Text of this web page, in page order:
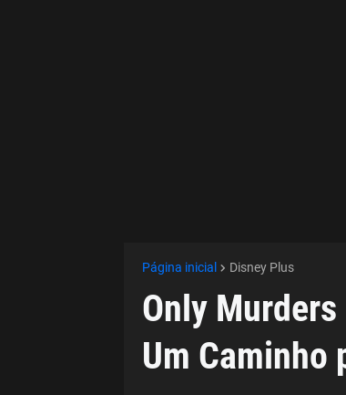
Página inicial Disney Plus
Only
Um Caminho